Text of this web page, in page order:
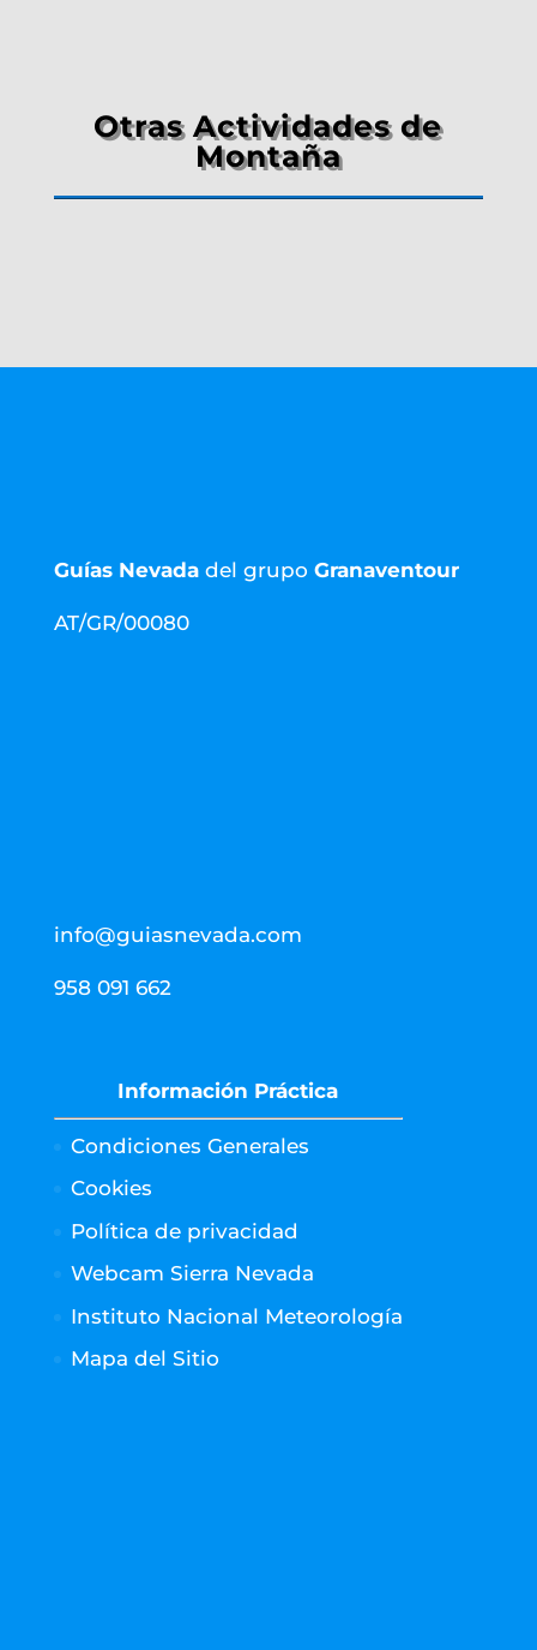
Otras Actividades de
Montaña
Guías Nevadadel grupo Granaventour
AT/GR/00080
info@guiasnevada.com
958 091 662
Información Práctica
Condiciones Generales
Cookies
Política de privacidad
Webcam Sierra Nevada
Instituto Nacional Meteorología
Mapa del Sitio